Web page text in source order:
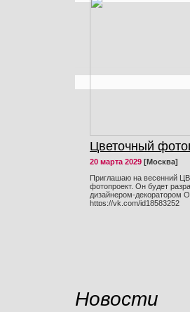
Цветочный
20 марта 2029 [Москва]
Приглашаю на весенний
фотопроект. Он будет
дизайнером-декоратором
https://vk.com/id18583252
Новости